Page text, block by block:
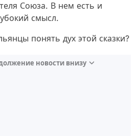
Союза. В нем есть и
смысл.
понять дух этой сказки?
новости внизу